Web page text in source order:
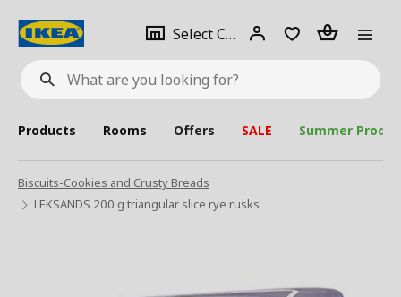
What
are
looking
for?
Select City Select
city
Login Piece(s)
Products Rooms Offers SALE Summer
Biscuits-Cookies and Crusty Breads
LEKSANDS 200 g triangular slice rye rusks